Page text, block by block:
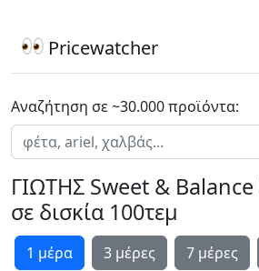
Pricewatcher
Αναζήτηση σε ~30.000 προϊόντα:
ΓΙΩΤΗΣ Sweet & Balance
σε δισκία 100τεμ
1 μέρα 3 μέρες 7 μέρες